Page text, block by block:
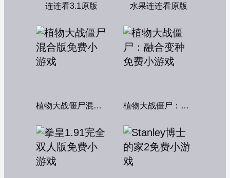
连连看3.1原版 水果连连看原版
植物大战僵尸混合版 植物大战僵尸：融合变种